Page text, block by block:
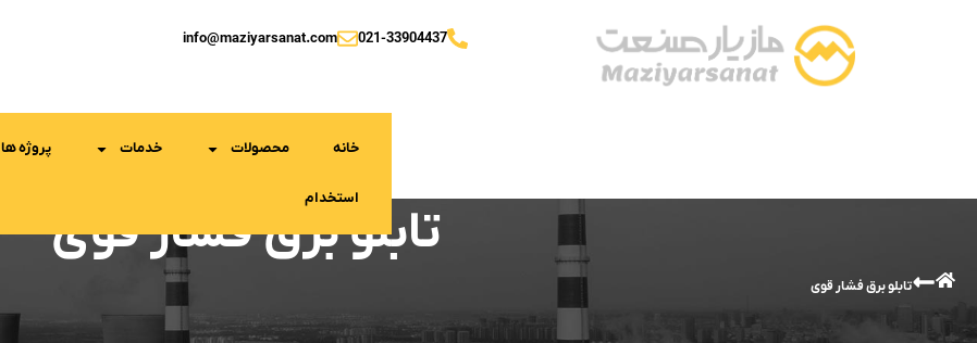
021-33904437
info@maziyarsanat.com
خانه محصولات خدمات پروژه ها
استخدام
تابلو برق فشار قوی
تابلو برق فشار قوی